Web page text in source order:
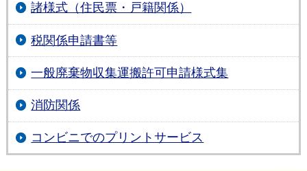
諸様式（住民票・戸籍関係）
税関係申請書等
一般廃棄物収集運搬許可申請様式集
消防関係
コンビニでのプリントサービス